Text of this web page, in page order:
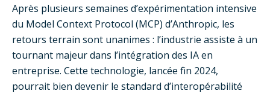
Après plusieurs semaines d’expérimentation intensive
du Model Context Protocol (MCP) d’Anthropic, les
retours terrain sont unanimes : l’industrie assiste à un
tournant majeur dans l’intégration des IA en
entreprise. Cette technologie, lancée fin 2024,
pourrait bien devenir le standard d’interopérabilité